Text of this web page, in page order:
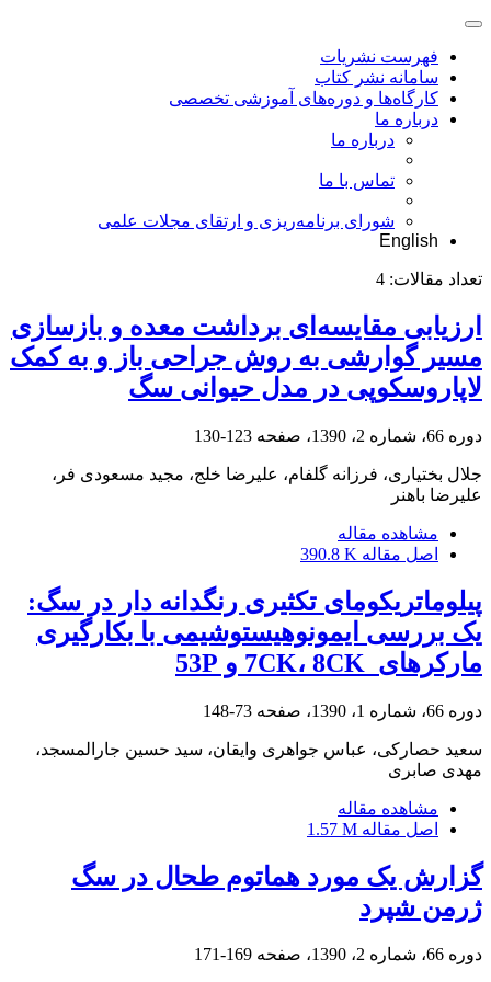
فهرست نشریات
سامانه نشر کتاب
کارگاه‌ها و دوره‌های آموزشی تخصصی
درباره ما
درباره ما
تماس با ما
شورای برنامه‌ریزی و ارتقای مجلات علمی
English
تعداد مقالات: 4
ارزیابی مقایسه‌ای برداشت معده و بازسازی
مسیر گوارشی به روش جراحی باز و به کمک
لاپاروسکوپی در مدل حیوانی سگ
دوره 66، شماره 2، 1390، صفحه 123-130
جلال بختیاری، فرزانه گلفام، علیرضا خلج، مجید مسعودی فر،
علیرضا باهنر
مشاهده مقاله
اصل مقاله 390.8 K
پیلوماتریکومای تکثیری رنگدانه دار در سگ:
یک بررسی ایمونوهیستوشیمی با بکارگیری
مارکرهای ‌ 7CK، 8CK و ‌53P
دوره 66، شماره 1، 1390، صفحه 73-148
سعید حصارکی، عباس جواهری وایقان، سید حسین جارالمسجد،
مهدی صابری
مشاهده مقاله
اصل مقاله 1.57 M
گزارش یک مورد هماتوم طحال در سگ
ژرمن شپرد
دوره 66، شماره 2، 1390، صفحه 169-171